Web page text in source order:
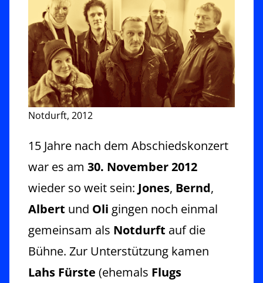
Notdurft, 2012
15 Jahre nach dem Abschiedskonzert
war es am 30. November 2012
wieder so weit sein: Jones, Bernd,
Albert und Oli gingen noch einmal
gemeinsam als Notdurft auf die
Bühne. Zur Unterstützung kamen
Lahs Fürste (ehemals Flugs